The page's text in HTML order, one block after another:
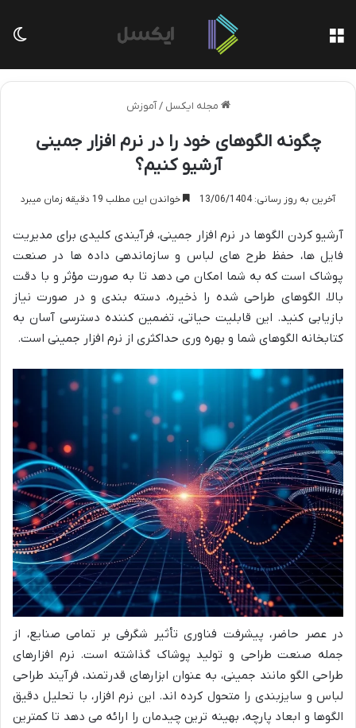
مجله ایکسل / آموزش
چگونه الگوهای خود را در نرم افزار جمینی
آرشیو کنیم؟
آخرین به روز رسانی: 13/06/1404 خواندن این مطلب 19 دقیقه زمان میبرد
آرشیو کردن الگوها در نرم افزار جمینی، فرآیندی کلیدی برای مدیریت
فایل ها، حفظ طرح های لباس و سازماندهی داده ها در صنعت
پوشاک است که به شما امکان می دهد تا به صورت مؤثر و با دقت
بالا، الگوهای طراحی شده را ذخیره، دسته بندی و در صورت نیاز
بازیابی کنید. این قابلیت حیاتی، تضمین کننده دسترسی آسان به
کتابخانه الگوهای شما و بهره وری حداکثری از نرم افزار جمینی است.
در عصر حاضر، پیشرفت فناوری تأثیر شگرفی بر تمامی صنایع، از
جمله صنعت طراحی و تولید پوشاک گذاشته است. نرم افزارهای
طراحی الگو مانند جمینی، به عنوان ابزارهای قدرتمند، فرآیند طراحی
لباس و سایزبندی را متحول کرده اند. این نرم افزار، با تحلیل دقیق
الگوها و ابعاد پارچه، بهینه ترین چیدمان را ارائه می دهد تا کمترین